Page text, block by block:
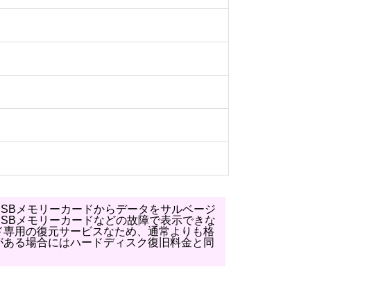
メモリーカードからデータをサルベージ
メモリーカードなどの故障で表示できな
用の復元サービスなため、通常よりも格
る場合にはハードディスク復旧料金と同